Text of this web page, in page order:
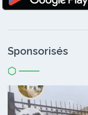
Sponsorisés